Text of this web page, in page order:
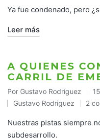
Ya fue condenado, pero
Leer más
A QUIENES
CARRIL DE
Publicado
por
Por Gustavo Rodríguez
Publicado
en
Gustavo Rodriguez 2
Nuestras pistas siempre
subdesarrollo.